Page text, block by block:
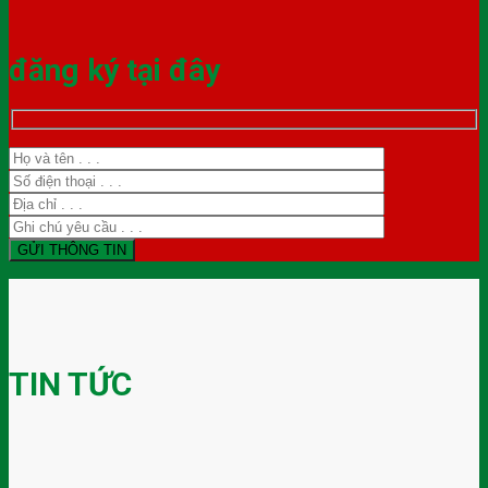
đăng ký tại đây
TIN TỨC